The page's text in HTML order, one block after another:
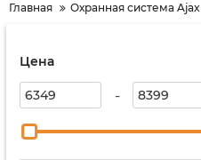
Главная Охранная система Ajax
Цена
-